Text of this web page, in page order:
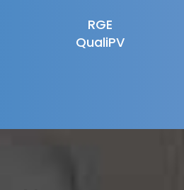
RGE
QualiPV